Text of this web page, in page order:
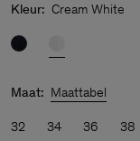
Kleur: Cream White
Maat: Maattabel
32 34 36 38